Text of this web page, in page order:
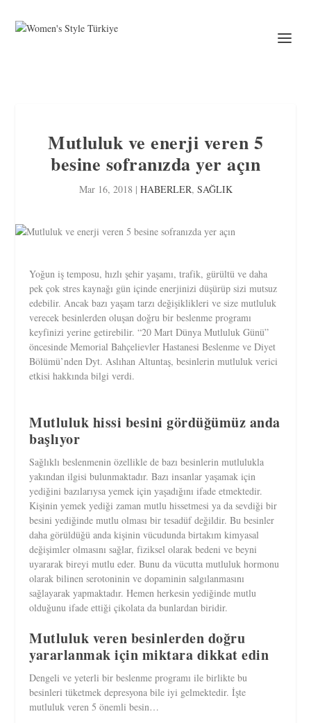
Mutluluk ve enerji veren 5
besine sofranızda yer açın
Mar 16, 2018| HABERLER, SAĞLIK
Yoğun iş temposu, hızlı şehir yaşamı, trafik, gürültü ve daha
pek çok stres kaynağı gün içinde enerjinizi düşürüp sizi mutsuz
edebilir. Ancak bazı yaşam tarzı değişiklikleri ve size mutluluk
verecek besinlerden oluşan doğru bir beslenme programı
keyfinizi yerine getirebilir. “20 Mart Dünya Mutluluk Günü”
öncesinde Memorial Bahçelievler Hastanesi Beslenme ve Diyet
Bölümü’nden Dyt. Aslıhan Altuntaş, besinlerin mutluluk verici
etkisi hakkında bilgi verdi.
Mutluluk hissi besini gördüğümüz anda
başlıyor
Sağlıklı beslenmenin özellikle de bazı besinlerin mutlulukla
yakından ilgisi bulunmaktadır. Bazı insanlar yaşamak için
yediğini bazılarıysa yemek için yaşadığını ifade etmektedir.
Kişinin yemek yediği zaman mutlu hissetmesi ya da sevdiği bir
besini yediğinde mutlu olması bir tesadüf değildir. Bu besinler
daha görüldüğü anda kişinin vücudunda birtakım kimyasal
değişimler olmasını sağlar, fiziksel olarak bedeni ve beyni
uyararak bireyi mutlu eder. Bunu da vücutta mutluluk hormonu
olarak bilinen serotoninin ve dopaminin salgılanmasını
sağlayarak yapmaktadır. Hemen herkesin yediğinde mutlu
olduğunu ifade ettiği çikolata da bunlardan biridir.
Mutluluk veren besinlerden doğru
yararlanmak için miktara dikkat edin
Dengeli ve yeterli bir beslenme programı ile birlikte bu
besinleri tüketmek depresyona bile iyi gelmektedir. İşte
mutluluk veren 5 önemli besin…